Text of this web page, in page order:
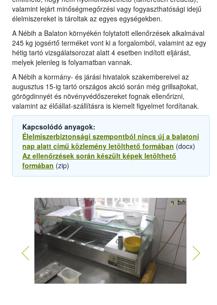
valamint lejárt minőségmegőrzési vagy fogyaszthatósági idejű
élelmiszereket is tároltak az egyes egységekben.
A Nébih a Balaton környékén folytatott ellenőrzések alkalmával
245 kg jogsértő terméket vont ki a forgalomból, valamint az egy
hétig tartó vizsgálatsorozat alatt 4 esetben indított eljárást,
melyek jelenleg is folyamatban vannak.
A Nébih a kormány- és járási hivatalok szakembereivel az
augusztus 15-ig tartó országos akció során még grillsajtokat,
görögdinnyét és növényvédőszereket fognak ellenőrizni,
valamint az élőállat-szállításra is kiemelt figyelmet fordítanak.
Kapcsolódó anyagok:
Élelmiszerbiztonsági szempontból nincs új a balatoni
nap alatt című közlemény letölthető formában (docx)
Az ellenőrzések során készült képek letölthető
formában (zip)